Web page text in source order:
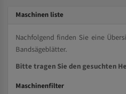
Maschinen liste
Nachfolgend finden Sie eine
Bandsägeblätter.
Bitte tragen Sie den gesuchten
Maschinenfilter